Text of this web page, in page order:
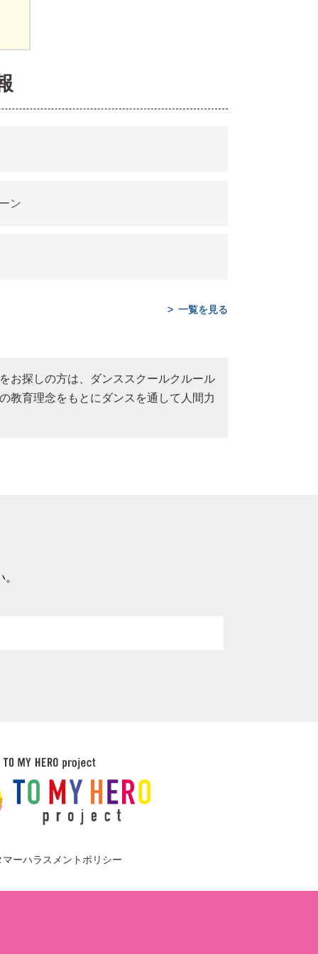
ン
一覧を見る
お探しの方は、ダンススクールクルール
教育理念をもとにダンスを通して人間力
マーハラスメントポリシー